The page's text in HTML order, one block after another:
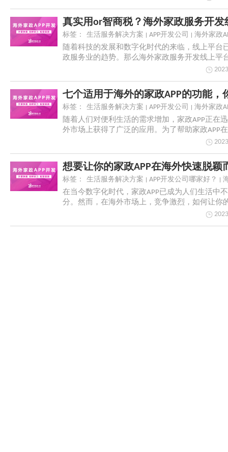
标签： 生活服务解决方案 APP开发公司
海外家政
随着科技的发展和数字化时代的来临，线上平台
政服务业的趋势。那么海外家政服务开发线上平
七个适用于海外的家政APP的功能，
标签： 生活服务解决方案 APP开发公司
海外家政
随着人们对便利生活的需求增加，家政APP正在
外市场上获得了广泛的应用。为了帮助家政APP
标签： 生活服务解决方案 APP开发公司哪家好？
在当今数字化时代，家政APP已成为人们生活中
分。然而，在海外市场上，竞争激烈，如何让你